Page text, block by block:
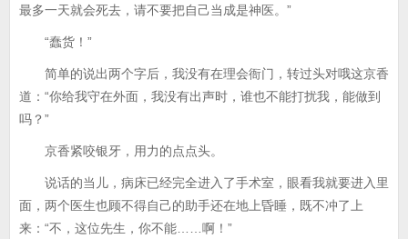
最多一天就会死去，请不要把自己当成是神医。”
“蠢货！”
简单的说出两个字后，我没有在理会衙门，转过头对哦这京香
道：“你给我守在外面，我没有出声时，谁也不能打扰我，能做到
吗？”
京香紧咬银牙，用力的点点头。
说话的当儿，病床已经完全进入了手术室，眼看我就要进入里
面，两个医生也顾不得自己的助手还在地上昏睡，既不冲了上
来：“不，这位先生，你不能……啊！”